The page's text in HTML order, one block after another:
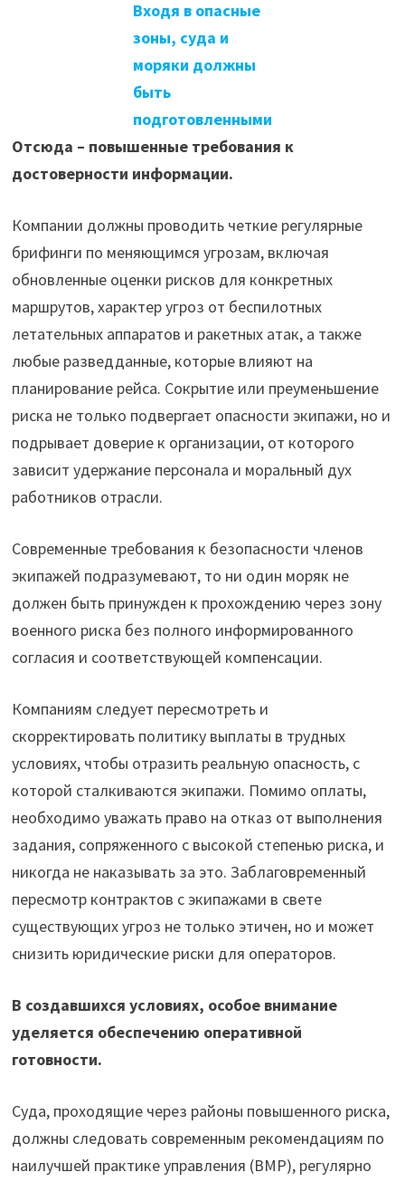
Входя в опасные
зоны, суда и
моряки должны
быть
подготовленными
Отсюда – повышенные требования к
достоверности информации.
Компании должны проводить четкие регулярные
брифинги по меняющимся угрозам, включая
обновленные оценки рисков для конкретных
маршрутов, характер угроз от беспилотных
летательных аппаратов и ракетных атак, а также
любые разведданные, которые влияют на
планирование рейса. Сокрытие или преуменьшение
риска не только подвергает опасности экипажи, но и
подрывает доверие к организации, от которого
зависит удержание персонала и моральный дух
работников отрасли.
Современные требования к безопасности членов
экипажей подразумевают, то ни один моряк не
должен быть принужден к прохождению через зону
военного риска без полного информированного
согласия и соответствующей компенсации.
Компаниям следует пересмотреть и
скорректировать политику выплаты в трудных
условиях, чтобы отразить реальную опасность, с
которой сталкиваются экипажи. Помимо оплаты,
необходимо уважать право на отказ от выполнения
задания, сопряженного с высокой степенью риска, и
никогда не наказывать за это. Заблаговременный
пересмотр контрактов с экипажами в свете
существующих угроз не только этичен, но и может
снизить юридические риски для операторов.
В создавшихся условиях, особое внимание
уделяется обеспечению оперативной
готовности.
Суда, проходящие через районы повышенного риска,
должны следовать современным рекомендациям по
наилучшей практике управления (BMP), регулярно